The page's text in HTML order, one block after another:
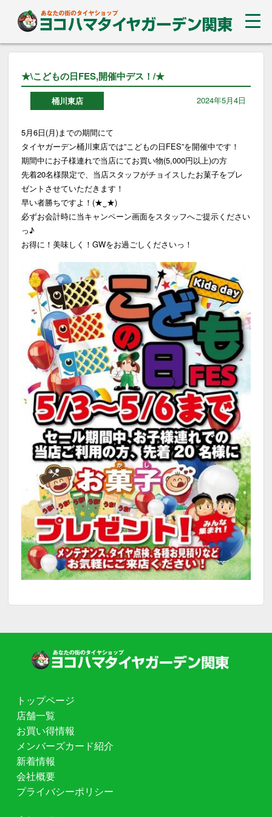
★\こどもの日FES,開催中デス！/★
桶川東店 2024年5月4日
5月6日(月)までの期間にて
タイヤガーデン桶川東店では”こどもの日FES”を開催中です！
期間中にお子様連れで当店にてお買い物(5,000円以上)の方
先着20名様限定で、当店スタッフがチョイスしたお菓子をプレ
ゼントさせていただきます！
早い者勝ちですよ！(★‿★)
必ずお会計時に当キャンペーン画面をスタッフへご提示ください
っ♪
お得に！美味しく！GWをお過ごしくださいっ！
トップページ
店舗一覧
お買い得情報
メンバーズカード紹介
新着情報
会社概要
プライバシーポリシー